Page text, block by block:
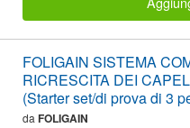
FOLIGAIN SISTEMA
RICRESCITA DEI
(Starter set/di prova di 3
daFOLIGAIN